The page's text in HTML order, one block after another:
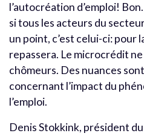
l’autocréation d’emploi!
si tous les acteurs du
un point, c’est celui-ci: pour
repassera. Le microcrédit ne
chômeurs. Des nuances
concernant l’impact du
l’emploi.
Denis Stokkink, président